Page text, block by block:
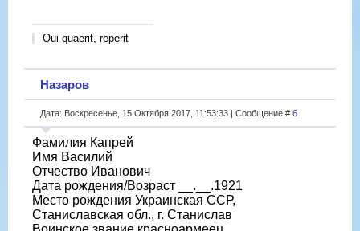
Qui quaerit, reperit
Назаров
Дата: Воскресенье, 15 Октября 2017, 11:53:33 | Сообщение # 6
Фамилия Капрей
Имя Василий
Отчество Иванович
Дата рождения/Возраст __.__.1921
Место рождения Украинская ССР,
Станиславская обл., г. Станислав